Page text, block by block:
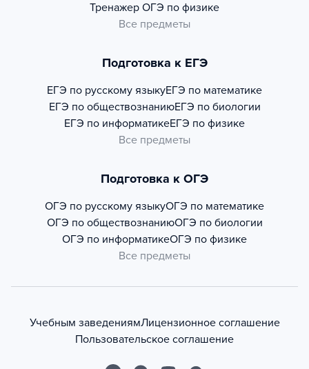
Тренажер ОГЭ по физике
Все предметы
Подготовка к ЕГЭ
ЕГЭ по русскому языкуЕГЭ по математике
ЕГЭ по обществознаниюЕГЭ по биологии
ЕГЭ по информатикеЕГЭ по физике
Все предметы
Подготовка к ОГЭ
ОГЭ по русскому языкуОГЭ по математике
ОГЭ по обществознаниюОГЭ по биологии
ОГЭ по информатикеОГЭ по физике
Все предметы
Учебным заведениямЛицензионное соглашение
Пользовательское соглашение